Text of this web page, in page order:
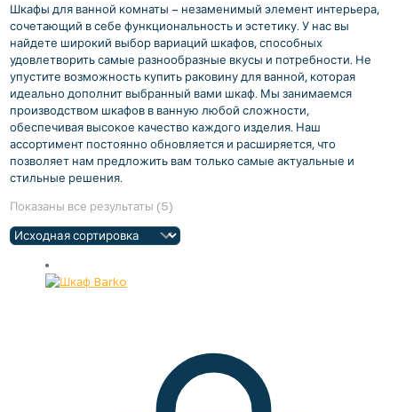
Шкафы для ванной комнаты – незаменимый элемент интерьера,
сочетающий в себе функциональность и эстетику. У нас вы
найдете широкий выбор вариаций шкафов, способных
удовлетворить самые разнообразные вкусы и потребности. Не
упустите возможность купить раковину для ванной, которая
идеально дополнит выбранный вами шкаф. Мы занимаемся
производством шкафов в ванную любой сложности,
обеспечивая высокое качество каждого изделия. Наш
ассортимент постоянно обновляется и расширяется, что
позволяет нам предложить вам только самые актуальные и
стильные решения.
Показаны все результаты (5)